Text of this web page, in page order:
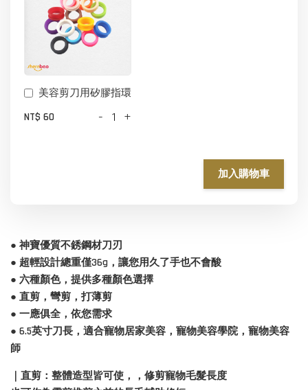
美容剪刀用矽膠指環
NT$ 60
- +
加入購物車
● 神寶優質不銹鋼材刀刃
● 超輕設計總重僅36g，讓您用久了手也不會酸
● 六種顏色，提供多種顏色選擇
● 直剪，彎剪，打薄剪
● 一應俱全，依您需求
● 6.5英寸刀長，適合寵物居家美容 ，寵物美容學院，寵物美容
師
｜直剪：整體造型皆可使，，修剪寵物毛髮長度